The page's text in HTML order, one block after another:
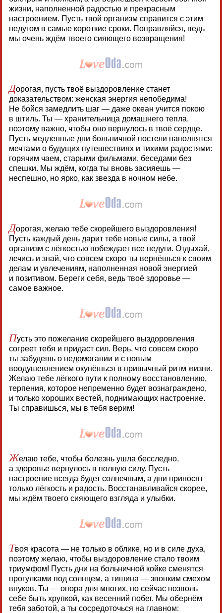
жизни, наполненной радостью и прекрасным
настроением. Пусть твой организм справится с этим
недугом в самые короткие сроки. Поправляйся, ведь
мы очень ждём твоего сияющего возвращения!
Дорогая, пусть твоё выздоровление станет
доказательством: женская энергия непобедима!
Не бойся замедлить шаг — даже океан учится покою
в штиль. Ты — хранительница домашнего тепла,
поэтому важно, чтобы оно вернулось в твоё сердце.
Пусть медленные дни больничной постели наполнятся
мечтами о будущих путешествиях и тихими радостями:
горячим чаем, старыми фильмами, беседами без
спешки. Мы ждём, когда ты вновь засияешь —
неспешно, но ярко, как звезда в ночном небе.
Дорогая, желаю тебе скорейшего выздоровления!
Пусть каждый день дарит тебе новые силы, а твой
организм с лёгкостью побеждает все недуги. Отдыхай,
лечись и знай, что совсем скоро ты вернёшься к своим
делам и увлечениям, наполненная новой энергией
и позитивом. Береги себя, ведь твоё здоровье —
самое важное.
Пусть это пожелание скорейшего выздоровления
согреет тебя и придаст сил. Верь, что совсем скоро
ты забудешь о недомогании и с новым
воодушевлением окунёшься в привычный ритм жизни.
Желаю тебе лёгкого пути к полному восстановлению,
терпения, которое непременно будет вознаграждено,
и только хороших вестей, поднимающих настроение.
Ты справишься, мы в тебя верим!
Желаю тебе, чтобы болезнь ушла бесследно,
а здоровье вернулось в полную силу. Пусть
настроение всегда будет солнечным, а дни приносят
только лёгкость и радость. Восстанавливайся скорее,
мы ждём твоего сияющего взгляда и улыбки.
Твоя красота — не только в облике, но и в силе духа,
поэтому желаю, чтобы выздоровление стало твоим
триумфом! Пусть дни на больничной койке сменятся
прогулками под солнцем, а тишина — звонким смехом
внуков. Ты — опора для многих, но сейчас позволь
себе быть хрупкой, как весенний побег. Мы обернём
тебя заботой, а ты сосредоточься на главном: